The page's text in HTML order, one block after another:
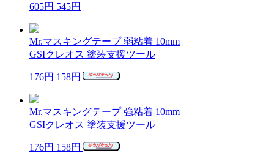
605円 545円
Mr.マスキングテープ 弱粘着 10mm
GSIクレオス 塗装支援ツール
176円 158円
Mr.マスキングテープ 強粘着 10mm
GSIクレオス 塗装支援ツール
176円 158円